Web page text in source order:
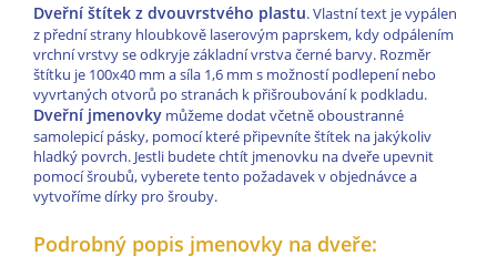
Dveřní štítek z dvouvrstvého plastu. Vlastní text je vypálen
z přední strany hloubkově laserovým paprskem, kdy odpálením
vrchní vrstvy se odkryje základní vrstva černé barvy. Rozměr
štítku je 100x40 mm a síla 1,6 mm s možností podlepení nebo
vyvrtaných otvorů po stranách k přišroubování k podkladu.
Dveřní jmenovky můžeme dodat včetně oboustranné
samolepicí pásky, pomocí které připevníte štítek na jakýkoliv
hladký povrch. Jestli budete chtít jmenovku na dveře upevnit
pomocí šroubů, vyberete tento požadavek v objednávce a
vytvoříme dírky pro šrouby.
Podrobný popis jmenovky na dveře: